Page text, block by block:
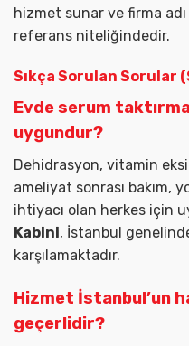
hizmet sunar ve firma
referans niteliğindedir.
Sıkça Sorulan Sorular
Evde serum
uygundur?
Dehidrasyon, vitamin
ameliyat sonrası bakım,
ihtiyacı olan herkes için
Kabini, İstanbul
karşılamaktadır.
Hizmet İstanbul’un
geçerlidir?